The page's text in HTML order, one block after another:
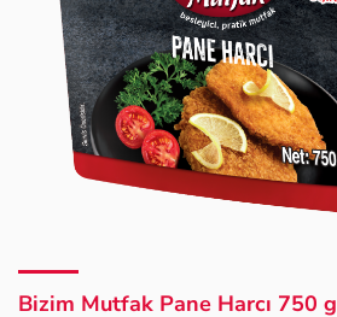
Bizim Mutfak Pane Harcı 750 g